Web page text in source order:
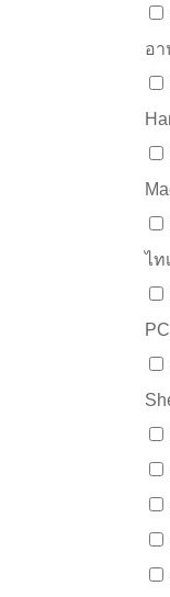
อา
ไท